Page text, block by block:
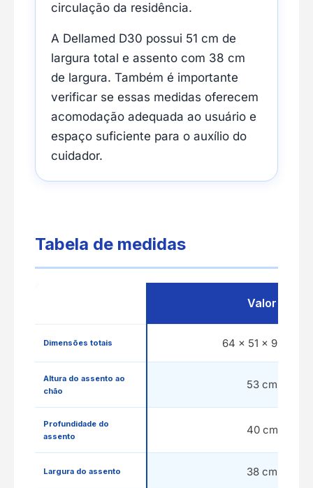
circulação da residência.
A Dellamed D30 possui 51 cm de
largura total e assento com 38 cm
de largura. Também é importante
verificar se essas medidas oferecem
acomodação adequada ao usuário e
espaço suficiente para o auxílio do
cuidador.
Tabela de medidas
Valor
Dimensões totais 64 × 51 × 92 cm
Altura do assento ao
chão
53 cm
Profundidade do
assento
40 cm
Largura do assento 38 cm